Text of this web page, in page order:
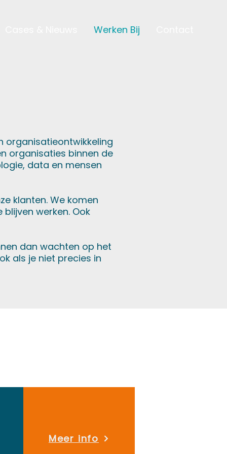
Werken Bij
organisatieontwikkeling
organisaties binnen de
data en mensen
klanten. We komen
werken. Ook
dan wachten op het
als je niet precies in
Meer info